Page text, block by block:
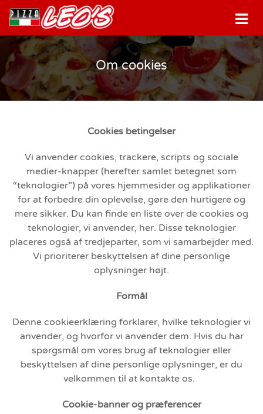
Om cookies
Cookies betingelser
Vi anvender cookies, trackere, scripts og sociale
medier-knapper (herefter samlet betegnet som
“teknologier”) på vores hjemmesider og applikationer
for at forbedre din oplevelse, gøre den hurtigere og
mere sikker. Du kan finde en liste over de cookies og
teknologier, vi anvender, her. Disse teknologier
placeres også af tredjeparter, som vi samarbejder med.
Vi prioriterer beskyttelsen af dine personlige
oplysninger højt.
Formål
Denne cookieerklæring forklarer, hvilke teknologier vi
anvender, og hvorfor vi anvender dem. Hvis du har
spørgsmål om vores brug af teknologier eller
beskyttelsen af dine personlige oplysninger, er du
velkommen til at kontakte os.
Cookie-banner og præferencer